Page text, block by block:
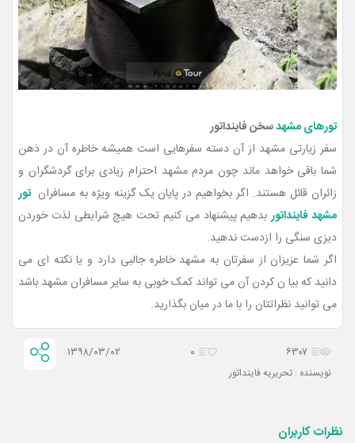
تورهای مشهدسخن فاینداتور
سفر زیارتی مشهد از آن دسته سفرهایی است همیشه خاطره آن در ذهن
شما باقی خواهد ماند چون مردم مشهد احترام زیادی برای گردشگران و
زائران قائل هستند. اگر بخواهیم در پایان یک گزینه ویژه به مسافران تور
مشهد فاینداتوربدهیم پیشنهاد می کنیم تحت هیچ شرایطی لذت خوردن
دیزی سنگی را ازدست ندهید.
اگر شما عزیزان از سفرتان به مشهد خاطره جالبی دارد و یا نکته ای می
دانید که بیا ن کردن آن می تواند کمک خوبی به سایر مسافران مشهد باشد
می توانید نظراتتان را با ما در میان بگذارید.
۶۳۰۷ ۰ ۱۳۹۸/۰۳/۰۲
نویسنده : تحریریه فاینداتور
نظرات کاربران